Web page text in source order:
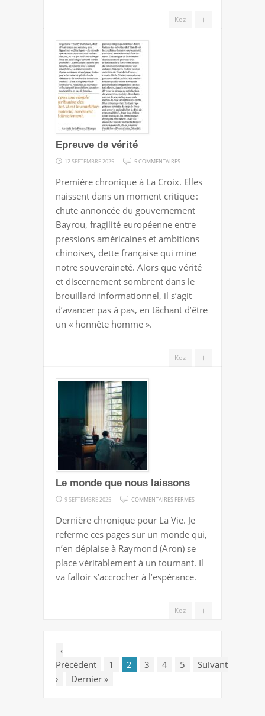
+
Koz
Epreuve de vérité
12 SEPTEMBRE 2025 5 COMMENTAIRES
DE
VÉRITÉ
Première chronique à La Croix. Elles
naissent dans un moment critique :
chute annoncée du gouvernement
Bayrou, fragilité européenne entre
pressions américaines et ambitions
chinoises, dette française qui mine
notre souveraineté. Alors que vérité
et discernement sombrent dans le
brouillard informationnel, il s’agit
d’avancer pas à pas, en tâchant d’être
un « honnête homme ».
+
Koz
Le monde que nous laissons
9 SEPTEMBRE 2025 COMMENTAIRES FERMÉS
MONDE
QUE
NOUS
LAISSONS
Dernière chronique pour La Vie. Je
referme ces pages sur un monde qui,
n’en déplaise à Raymond (Aron) se
place véritablement à un tournant. Il
va falloir s’accrocher à l’espérance.
+
Koz
‹
Précédent
1 2 3 4 5
Suivant
›
Dernier »